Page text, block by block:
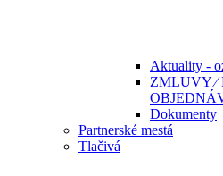
Aktuality -
ZMLUVY ⁄
Dokumenty
Partnerské mestá
Tlačivá